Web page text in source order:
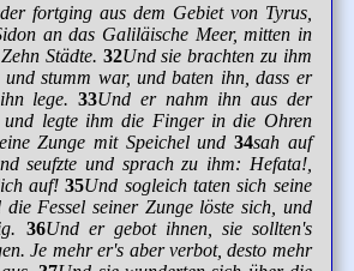
fortging aus dem Gebiet von Tyrus,
an das Galiläische Meer, mitten in
Städte. 32Und sie brachten zu ihm
stumm war, und baten ihn, dass er
lege. 33Und er nahm ihn aus der
und legte ihm die Finger in die Ohren
Zunge mit Speichel und 34sah auf
seufzte und sprach zu ihm: Hefata!,
auf! 35Und sogleich taten sich seine
Fessel seiner Zunge löste sich, und
36Und er gebot ihnen, sie sollten's
Je mehr er's aber verbot, desto mehr